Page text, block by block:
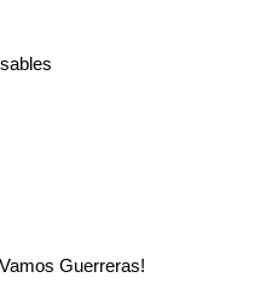
Guerreras!